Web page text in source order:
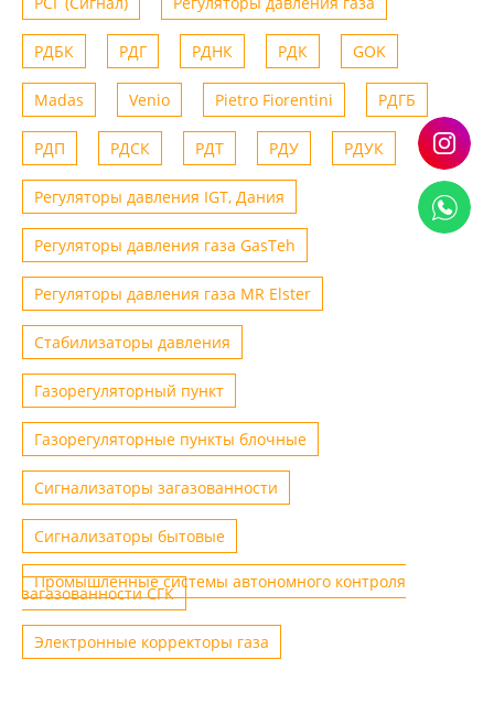
РДБК РДГ РДНК РДК GOK
Madas Venio Рietro Fiorentini РДГБ
РДП РДСК РДТ РДУ РДУК
Регуляторы давления IGT, Дания
Регуляторы давления газа GasTeh
Регуляторы давления газа MR Elster
Стабилизаторы давления
Газорегуляторный пункт
Газорегуляторные пункты блочные
Сигнализаторы загазованности
Сигнализаторы бытовые
Промышленные системы автономного контроля
загазованности СГК
Электронные корректоры газа